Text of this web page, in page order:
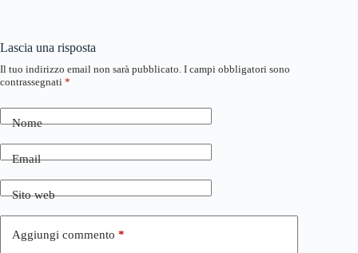
Lascia una risposta
Il tuo indirizzo email non sarà pubblicato. I campi obbligatori sono
contrassegnati *
Nome
Email
Sito web
Aggiungi commento *